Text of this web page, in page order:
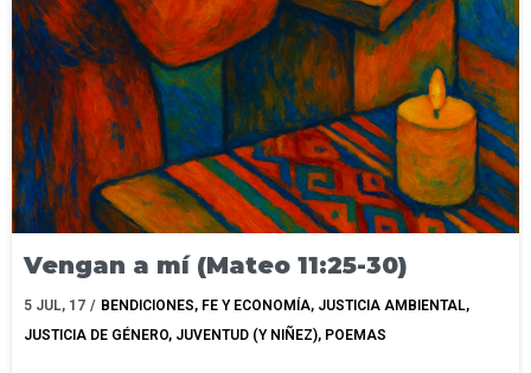
Vengan a mí (Mateo 11:25-30)
5 JUL, 17 / BENDICIONES FE Y ECONOMÍA JUSTICIA AMBIENTAL
JUSTICIA DE GÉNERO JUVENTUD (Y NIÑEZ) POEMAS